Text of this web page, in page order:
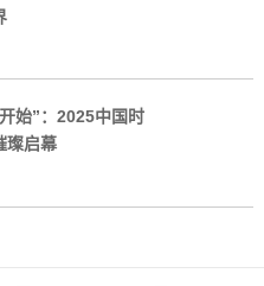
始”：2025中国时
璨启幕